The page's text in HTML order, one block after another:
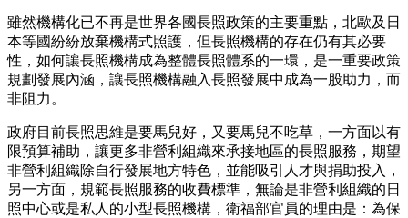
雖然機構化已不再是世界各國長照政策的主要重點，北歐及日
本等國紛紛放棄機構式照護，但長照機構的存在仍有其必要
性，如何讓長照機構成為整體長照體系的一環，是一重要政策
規劃發展內涵，讓長照機構融入長照發展中成為一股助力，而
非阻力。
政府目前長照思維是要馬兒好，又要馬兒不吃草，一方面以有
限預算補助，讓更多非營利組織來承接地區的長照服務，期望
非營利組織除自行發展地方特色，並能吸引人才與捐助投入，
另一方面，規範長照服務的收費標準，無論是非營利組織的日
照中心或是私人的小型長照機構，衛福部官員的理由是：為保